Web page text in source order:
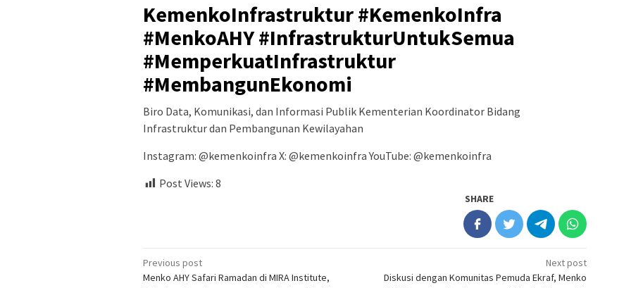
KemenkoInfrastruktur #KemenkoInfra
#MenkoAHY #InfrastrukturUntukSemua
#MemperkuatInfrastruktur
#MembangunEkonomi
Biro Data, Komunikasi, dan Informasi Publik Kementerian Koordinator Bidang
Infrastruktur dan Pembangunan Kewilayahan
Instagram: @kemenkoinfra X: @kemenkoinfra YouTube: @kemenkoinfra
Post Views: 8
SHARE
Post
Previous post
Menko AHY Safari Ramadan di MIRA Institute,
Next post
Diskusi dengan Komunitas Pemuda Ekraf, Menko